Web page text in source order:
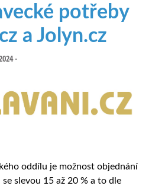
potřeby
a Jolyn.cz
oddílu je možnost objednání
slevou 15 až 20 % a to dle